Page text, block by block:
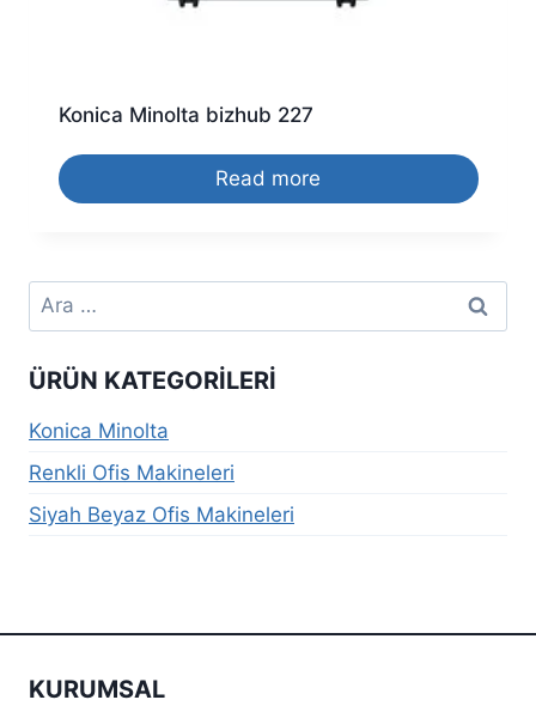
Konica Minolta bizhub 227
Read more
Arama:
ÜRÜN KATEGORILERI
Konica Minolta
Renkli Ofis Makineleri
Siyah Beyaz Ofis Makineleri
KURUMSAL